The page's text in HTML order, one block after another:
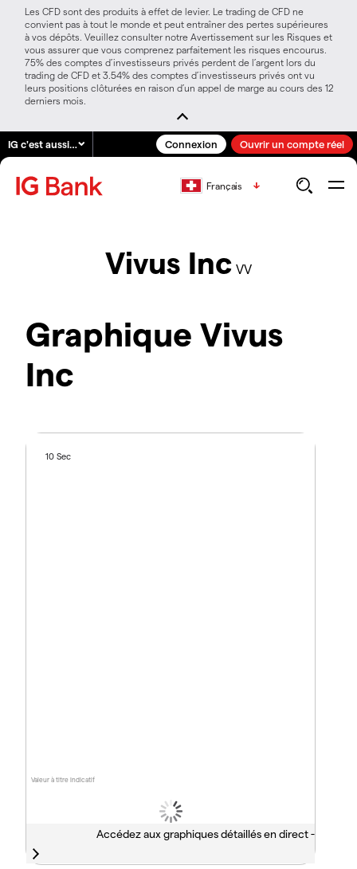
Les CFD sont des produits à effet de levier. Le trading de CFD ne
convient pas à tout le monde et peut entraîner des pertes supérieures
à vos dépôts. Veuillez consulter notre Avertissement sur les Risques et
vous assurer que vous comprenez parfaitement les risques encourus.
75% des comptes d’investisseurs privés perdent de l’argent lors du
trading de CFD et 3.54% des comptes d’investisseurs privés ont vu
leurs positions clôturées en raison d’un appel de marge au cours des 12
derniers mois.
IG c'est aussi… Connexion Ouvrir un compte réel
Français
Vivus Inc VV
Graphique Vivus
Inc
Valeur à titre indicatif
10 Sec
Accédez aux graphiques détaillés en direct -